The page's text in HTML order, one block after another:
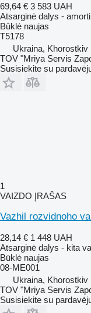
69,64 € 3 583 UAH
Atsarginė dalys -
Būklė naujas
T5178
Ukraina, Khorostkiv
TOV "Mriya Servis
Susisiekite su
1
VAIZDO ĮRAŠAS
Vazhil rozvidnoho
28,14 € 1 448 UAH
Atsarginė dalys - kita
Būklė naujas
08-ME001
Ukraina, Khorostkiv
TOV "Mriya Servis
Susisiekite su